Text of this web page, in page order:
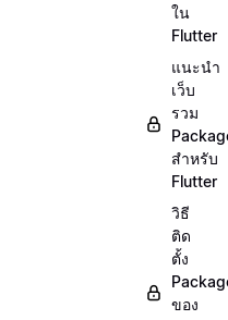
ใน
Flutter
แนะนำ
เว็บ
รวม
สำหรับ
Flutter
วิธี
ติด
ตั้ง
ของ